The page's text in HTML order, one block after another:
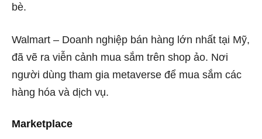
bè.
Walmart – Doanh nghiệp bán hàng lớn nhất tại Mỹ,
đã vẽ ra viễn cảnh mua sắm trên shop ảo. Nơi
người dùng tham gia metaverse để mua sắm các
hàng hóa và dịch vụ.
Marketplace